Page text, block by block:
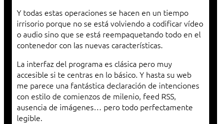
Y todas estas operaciones se hacen en un tiempo
irrisorio porque no se está volviendo a codificar vídeo
o audio sino que se está reempaquetando todo en el
contenedor con las nuevas características.
La interfaz del programa es clásica pero muy
accesible si te centras en lo básico. Y hasta su web
me parece una fantástica declaración de intenciones
con estilo de comienzos de milenio, feed RSS,
ausencia de imágenes… pero todo perfectamente
legible.